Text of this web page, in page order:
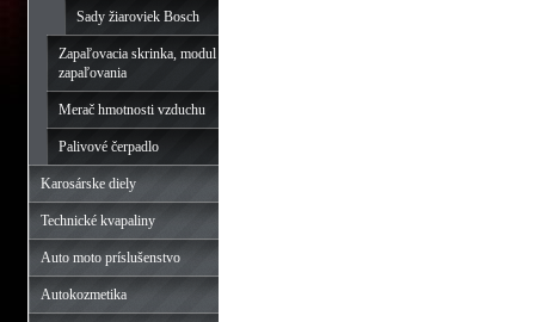
Sady žiaroviek Bosch
Zapaľovacia skrinka, modul
zapaľovania
Merač hmotnosti vzduchu
Palivové čerpadlo
Karosárske diely
Technické kvapaliny
Auto moto príslušenstvo
Autokozmetika